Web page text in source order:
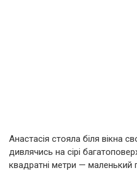
Анастасія стояла біля вікна
дивлячись на сірі
квадратні метри — маленький